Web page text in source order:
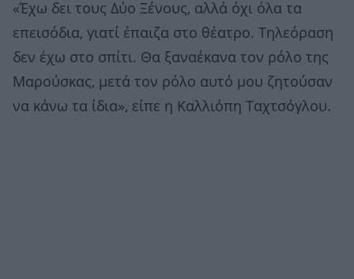
«Έχω δει τους Δύο Ξένους, αλλά όχι όλα τα
επεισόδια, γιατί έπαιζα στο θέατρο. Τηλεόραση
δεν έχω στο σπίτι. Θα ξαναέκανα τον ρόλο της
Μαρούσκας, μετά τον ρόλο αυτό μου ζητούσαν
να κάνω τα ίδια», είπε η Καλλιόπη Ταχτσόγλου.